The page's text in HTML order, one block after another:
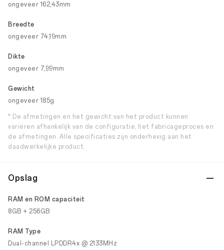
ongeveer 162,43mm
Breedte
ongeveer 74,19mm
Dikte
ongeveer 7,99mm
Gewicht
ongeveer 185g
* De afmetingen en het gewicht van het product kunnen
variëren afhankelijk van de configuratie, het fabricageproces en
de afmetingen. Alle specificaties zijn onderhevig aan het
daadwerkelijke product.
Opslag
RAM en ROM capaciteit
8GB + 256GB
RAM Type
Dual-channel LPDDR4x @ 2133MHz